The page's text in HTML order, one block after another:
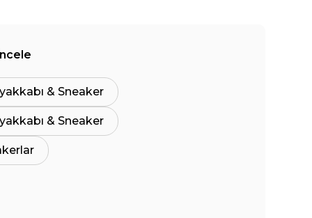
& Sneaker
& Sneaker